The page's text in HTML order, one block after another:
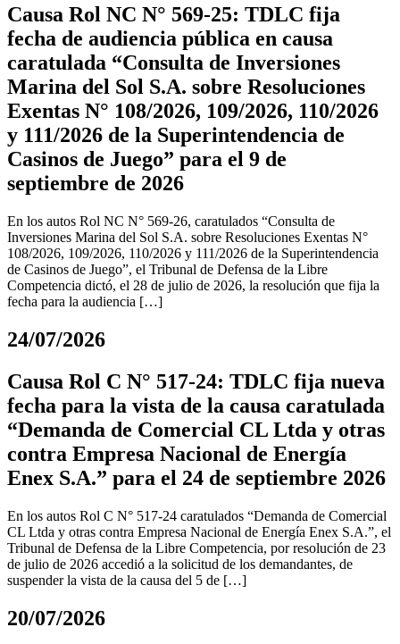
Causa Rol NC N° 569-25: TDLC fija
fecha de audiencia pública en causa
caratulada “Consulta de Inversiones
Marina del Sol S.A. sobre Resoluciones
Exentas N° 108/2026, 109/2026, 110/2026
y 111/2026 de la Superintendencia de
Casinos de Juego” para el 9 de
septiembre de 2026
En los autos Rol NC N° 569-26, caratulados “Consulta de
Inversiones Marina del Sol S.A. sobre Resoluciones Exentas N°
108/2026, 109/2026, 110/2026 y 111/2026 de la Superintendencia
de Casinos de Juego”, el Tribunal de Defensa de la Libre
Competencia dictó, el 28 de julio de 2026, la resolución que fija la
fecha para la audiencia […]
24/07/2026
Causa Rol C N° 517-24: TDLC fija nueva
fecha para la vista de la causa caratulada
“Demanda de Comercial CL Ltda y otras
contra Empresa Nacional de Energía
Enex S.A.” para el 24 de septiembre 2026
En los autos Rol C N° 517-24 caratulados “Demanda de Comercial
CL Ltda y otras contra Empresa Nacional de Energía Enex S.A.”, el
Tribunal de Defensa de la Libre Competencia, por resolución de 23
de julio de 2026 accedió a la solicitud de los demandantes, de
suspender la vista de la causa del 5 de […]
20/07/2026